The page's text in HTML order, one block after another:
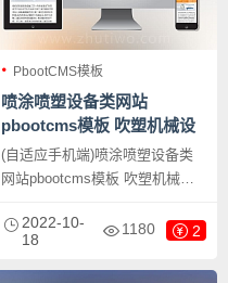
PbootCMS模板
喷涂喷塑设备类网站
pbootcms模板 吹塑机械设
备网站源码下载
(自适应手机端)喷涂喷塑设备类
网站pbootcms模板 吹塑机械设
核开发的网站模板，该模板适用
于喷涂设备网站、喷塑设备网站
等企业，当然其他行业也可以
2022-10-
18
1180 2